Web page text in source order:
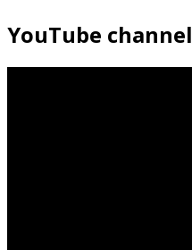
YouTube channel